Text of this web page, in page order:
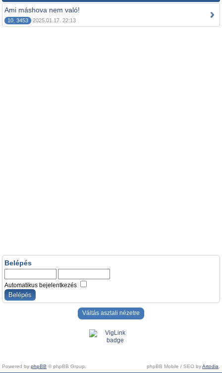
Ami máshova nem való!
10, 3453 2025.01.17. 22:13
Belépés
Automatikus bejelentkezés
Váltás asztali nézetre
Powered by phpBB © phpBB Group. phpBB Mobile / SEO byArtodia.